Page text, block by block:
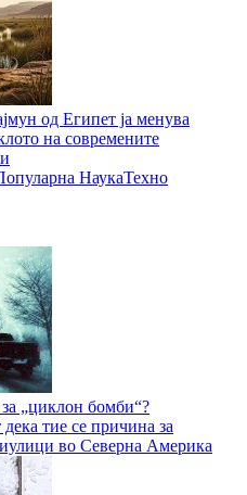
од Египет ја менува
на современите
НаукаТехно
„циклон бомби“?
тие се причина за
во Северна Америка